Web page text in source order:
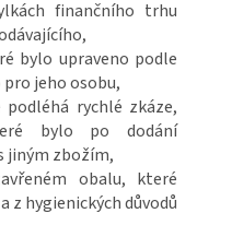
finančního trhu
bylo upraveno podle
jeho osobu,
rychlé zkáze,
bylo po dodání
jiným zbožím,
obalu, které
z hygienických důvodů